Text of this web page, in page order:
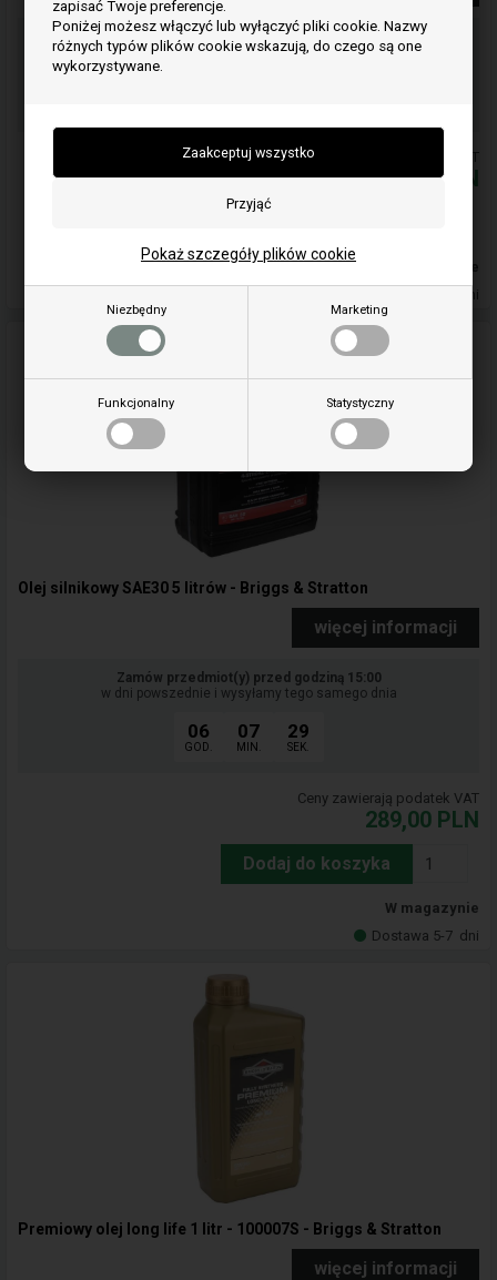
zapisać Twoje preferencje.
Poniżej możesz włączyć lub wyłączyć pliki cookie. Nazwy
różnych typów plików cookie wskazują, do czego są one
wykorzystywane.
Niezbędny Marketing
Funkcjonalny Statystyczny
Pokaż szczegóły plików cookie
Zamów przedmiot(y) przed godziną 15:00
w dni powszednie i wysyłamy tego samego dnia
Ceny zawierają podatek VAT
416,00PLN
W magazynie
dni
Olej silnikowy SAE30 5 litrów - Briggs & Stratton
więcej informacji
Zamów przedmiot(y) przed godziną 15:00
w dni powszednie i wysyłamy tego samego dnia
06
GOD.
07
MIN.
29
SEK.
Ceny zawierają podatek VAT
289,00 PLN
Dodaj do koszyka
W magazynie
Dostawa 5-7 dni
Premiowy olej long life 1 litr - 100007S - Briggs & Stratton
więcej informacji